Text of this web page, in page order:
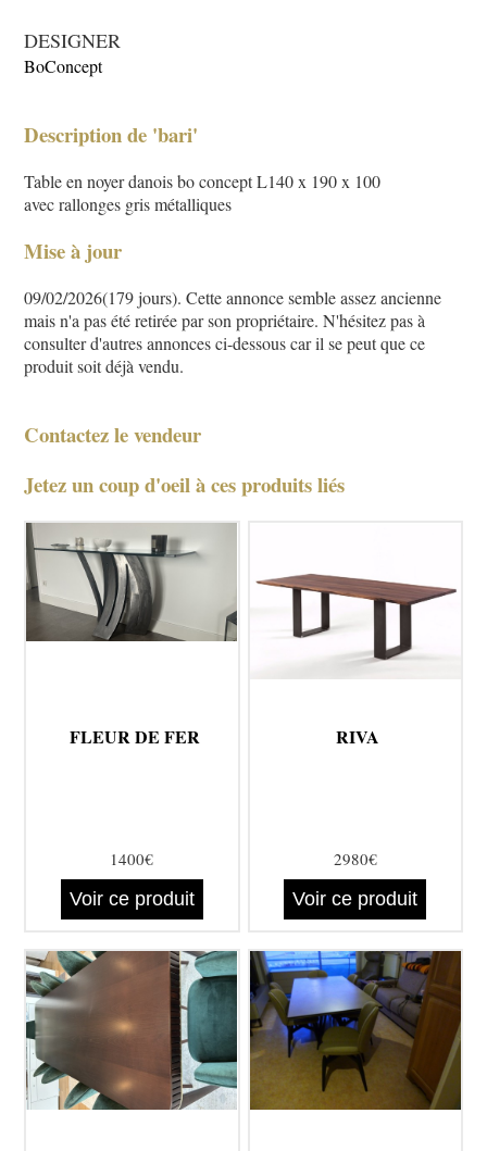
DESIGNER
BoConcept
Description de 'bari'
Table en noyer danois bo concept L140 x 190 x 100
avec rallonges gris métalliques
Mise à jour
09/02/2026(179 jours). Cette annonce semble assez ancienne
mais n'a pas été retirée par son propriétaire. N'hésitez pas à
consulter d'autres annonces ci-dessous car il se peut que ce
produit soit déjà vendu.
Contactez le vendeur
Jetez un coup d'oeil à ces produits liés
FLEUR DE FER
1400€
Voir ce produit
RIVA
2980€
Voir ce produit